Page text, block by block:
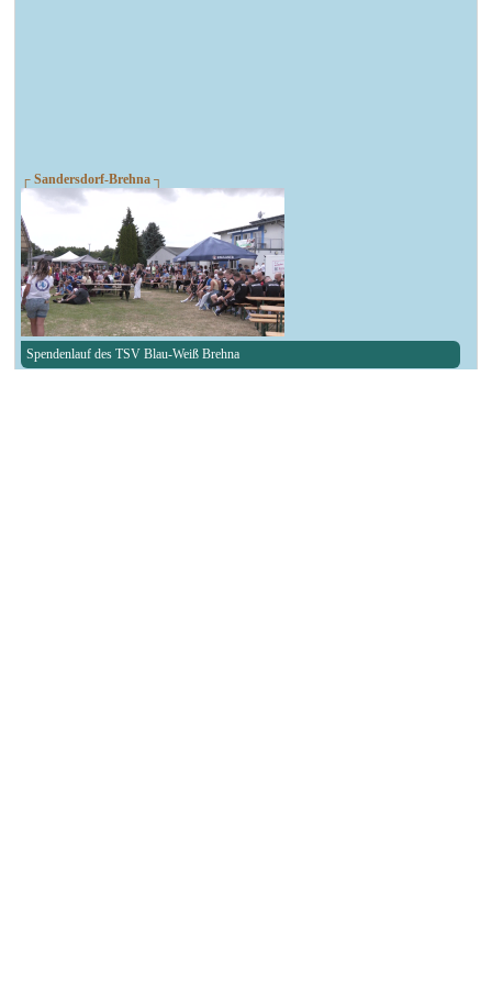
┌ Sandersdorf-Brehna ┐
Spendenlauf des TSV Blau-Weiß Brehna